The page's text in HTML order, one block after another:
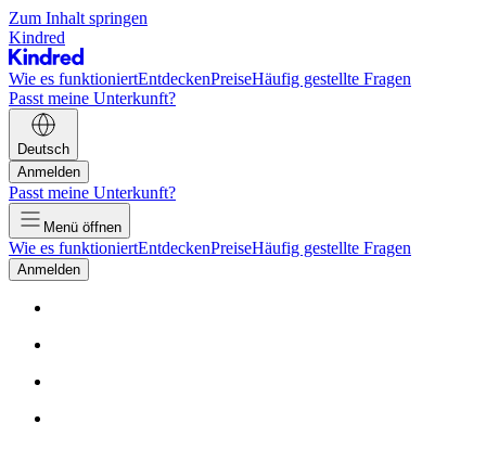
Zum Inhalt springen
Kindred
Wie es funktioniertEntdeckenPreiseHäufig gestellte Fragen
Passt meine Unterkunft?
Deutsch
Anmelden
Passt meine Unterkunft?
Menü öffnen
Wie es funktioniertEntdeckenPreiseHäufig gestellte Fragen
Anmelden